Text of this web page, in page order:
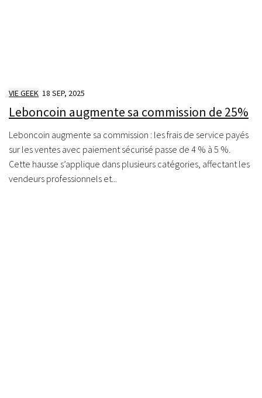
VIE GEEK 18 SEP, 2025
Leboncoin augmente sa commission de 25%
Leboncoin augmente sa commission : les frais de service payés
sur les ventes avec paiement sécurisé passe de 4 % à 5 %.
Cette hausse s’applique dans plusieurs catégories, affectant les
vendeurs professionnels et...